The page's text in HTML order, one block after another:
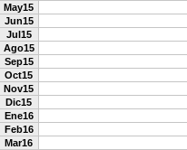
May15
Jun15
Jul15
Ago15
Sep15
Oct15
Nov15
Dic15
Ene16
Feb16
Mar16